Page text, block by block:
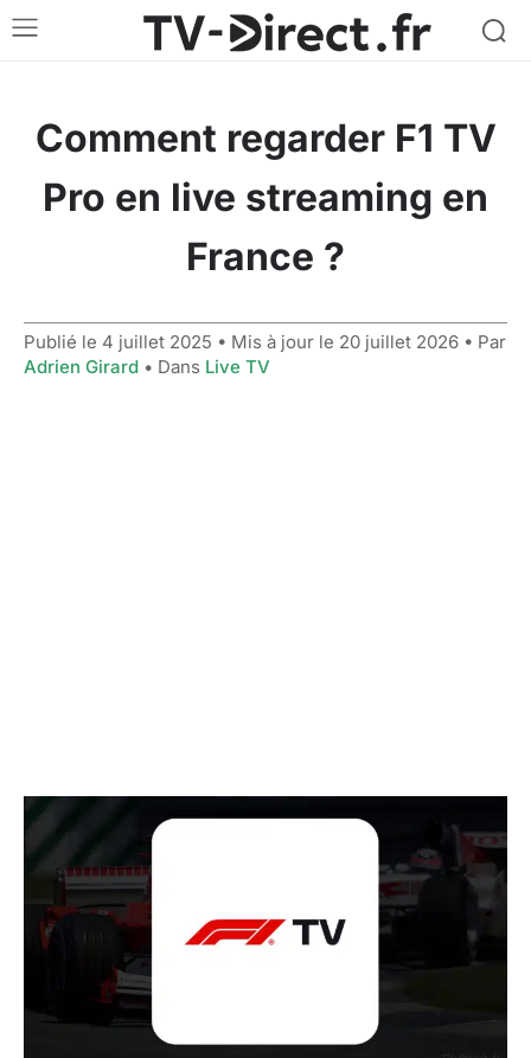
Comment regarder F1 TV
Pro en live streaming en
France ?
Publié le 4 juillet 2025 • Mis à jour le 20 juillet 2026 • Par
Adrien Girard • Dans Live TV